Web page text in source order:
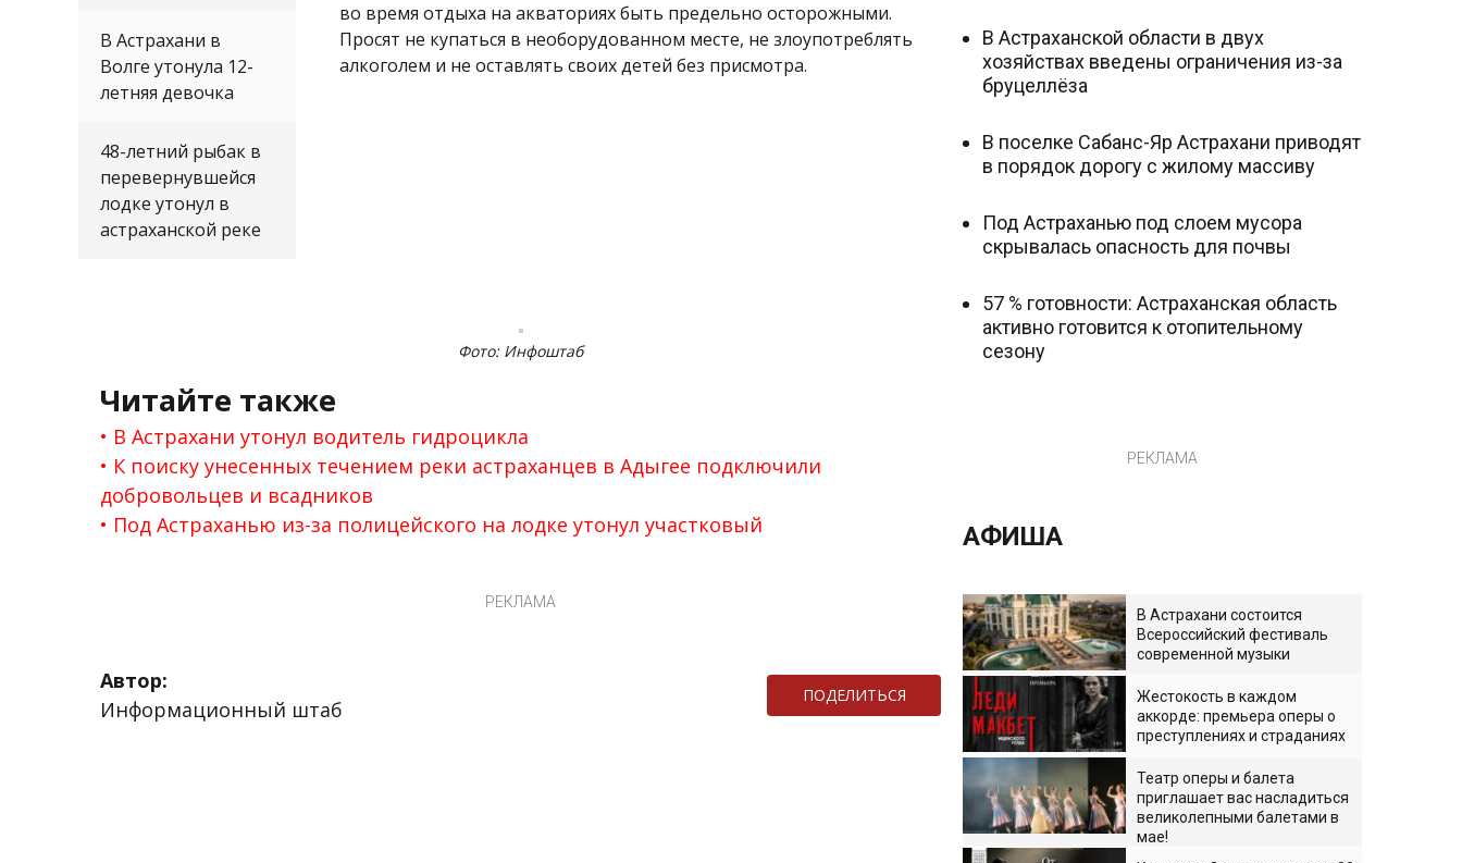
В Астрахани в
Волге утонула 12-
летняя девочка
48-летний рыбак в
перевернувшейся
лодке утонул в
астраханской реке
во время отдыха на акваториях быть предельно осторожными.
Просят не купаться в необорудованном месте, не злоупотреблять
алкоголем и не оставлять своих детей без присмотра.
Фото: Инфоштаб
Читайте также
В Астрахани утонул водитель гидроцикла
К поиску унесенных течением реки астраханцев в Адыгее подключили
добровольцев и всадников
Под Астраханью из-за полицейского на лодке утонул участковый
РЕКЛАМА
Автор:
Информационный штаб
ПОДЕЛИТЬСЯ
В Астраханской области в двух
хозяйствах введены ограничения из-за
бруцеллёза
В поселке Сабанс-Яр Астрахани приводят
в порядок дорогу с жилому массиву
Под Астраханью под слоем мусора
скрывалась опасность для почвы
57 % готовности: Астраханская область
активно готовится к отопительному
сезону
РЕКЛАМА
АФИША
В Астрахани состоится
Всероссийский фестиваль
современной музыки
Жестокость в каждом
аккорде: премьера оперы о
преступлениях и страданиях
Театр оперы и балета
приглашает вас насладиться
великолепными балетами в
мае!